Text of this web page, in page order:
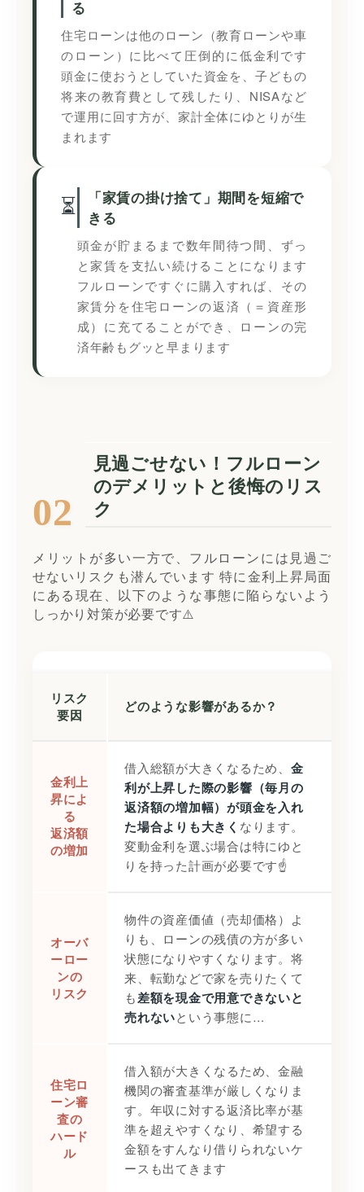
る
住宅ローンは他のローン（教育ローンや車
のローン）に比べて圧倒的に低金利です
頭金に使おうとしていた資金を、子どもの
将来の教育費として残したり、NISAなど
で運用に回す方が、家計全体にゆとりが生
まれます
⏳
「家賃の掛け捨て」期間を短縮で
きる
頭金が貯まるまで数年間待つ間、ずっ
と家賃を支払い続けることになります
フルローンですぐに購入すれば、その
家賃分を住宅ローンの返済（＝資産形
成）に充てることができ、ローンの完
済年齢もグッと早まります
02
見過ごせない！フルローン
のデメリットと後悔のリス
ク
メリットが多い一方で、フルローンには見過ご
せないリスクも潜んでいます 特に金利上昇局面
にある現在、以下のような事態に陥らないよう
しっかり対策が必要です⚠️
リスク
要因
どのような影響があるか？
金利上
昇によ
る
返済額
の増加
借入総額が大きくなるため、 金
利が上昇した際の影響（毎月の
返済額の増加幅）が頭金を入れ
た場合よりも大きく なります。
変動金利を選ぶ場合は特にゆと
りを持った計画が必要です☝️
オーバ
ーロー
ンの
リスク
物件の資産価値（売却価格）よ
りも、ローンの残債の方が多い
状態になりやすくなります。将
来、転勤などで家を売りたくて
も差額を現金で用意できないと
売れないという事態に…
住宅ロ
ーン審
査の
ハード
ル
借入額が大きくなるため、金融
機関の審査基準が厳しくなりま
す。年収に対する返済比率が基
準を超えやすくなり、希望する
金額をすんなり借りられないケ
ースも出てきます